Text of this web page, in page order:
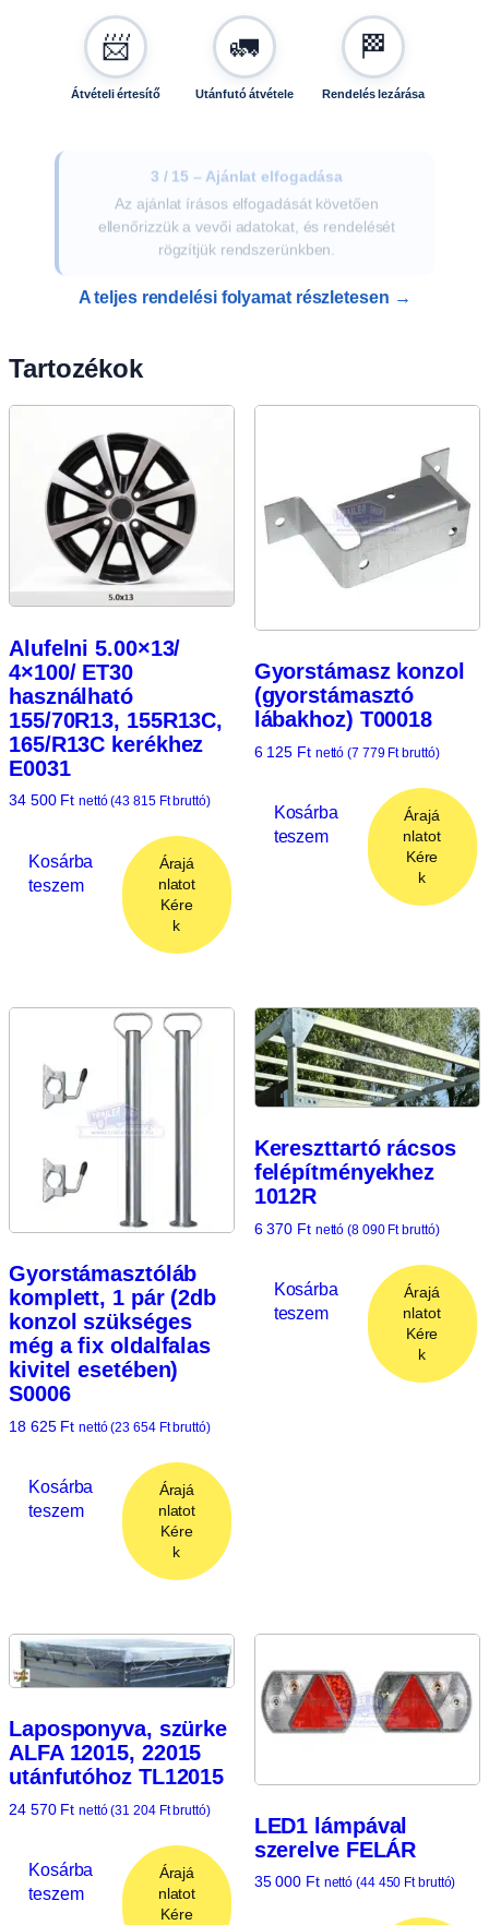
📨
Átvételi értesítő
🚛
Utánfutó átvétele
🏁
Rendelés lezárása
3 / 15 – Ajánlat elfogadása
Az ajánlat írásos elfogadását követően
ellenőrizzük a vevői adatokat, és rendelését
rögzítjük rendszerünkben.
A teljes rendelési folyamat részletesen →
Tartozékok
Alufelni 5.00×13/
4×100/ ET30
használható
155/70R13, 155R13C,
165/R13C kerékhez
E0031
34 500 Ft nettó (43 815 Ftbruttó)
Kosárba
teszem
Árajá
nlatot
Kére
k
Gyorstámasz konzol
(gyorstámasztó
lábakhoz) T00018
6 125 Ft nettó (7 779 Ftbruttó)
Kosárba
teszem
Árajá
nlatot
Kére
k
Gyorstámasztóláb
komplett, 1 pár (2db
konzol szükséges
még a fix oldalfalas
kivitel esetében)
S0006
18 625 Ft nettó (23 654 Ftbruttó)
Kosárba
teszem
Árajá
nlatot
Kére
k
Kereszttartó rácsos
felépítményekhez
1012R
6 370 Ft nettó (8 090 Ftbruttó)
Kosárba
teszem
Árajá
nlatot
Kére
k
Laposponyva, szürke
ALFA 12015, 22015
utánfutóhoz TL12015
24 570 Ft nettó (31 204 Ftbruttó)
Kosárba
teszem
Árajá
nlatot
Kére
LED1 lámpával
szerelve FELÁR
35 000 Ft nettó (44 450 Ftbruttó)